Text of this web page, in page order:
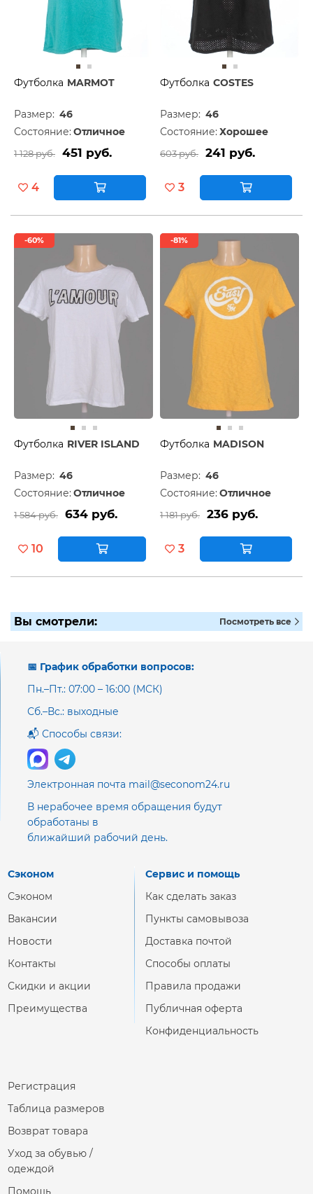
Футболка MARMOT
Размер: 46
Состояние: Отличное
1 128 руб. 451 руб.
4
Футболка COSTES
Размер: 46
Состояние: Хорошее
603 руб. 241 руб.
3
-60%
Футболка RIVER ISLAND
Размер: 46
Состояние: Отличное
1 584 руб. 634 руб.
10
-81%
Футболка MADISON
Размер: 46
Состояние: Отличное
1 181 руб. 236 руб.
3
Вы смотрели: Посмотреть все
📅 График обработки вопросов:
Пн.–Пт.: 07:00 – 16:00 (МСК)
Сб.–Вс.: выходные
📬 Способы связи:
Электронная почта mail@seconom24.ru
В нерабочее время обращения будут
обработаны в
ближайший рабочий день.
Сэконом
Сэконом
Вакансии
Новости
Контакты
Скидки и акции
Преимущества
Сервис и помощь
Как сделать заказ
Пункты самовывоза
Доставка почтой
Способы оплаты
Правила продажи
Публичная оферта
Конфиденциальность
Регистрация
Таблица размеров
Возврат товара
Уход за обувью /
одеждой
Помощь